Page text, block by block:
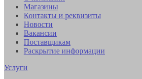
Магазины
Контакты и реквизиты
Новости
Вакансии
Поставщикам
Раскрытие информации
Услуги